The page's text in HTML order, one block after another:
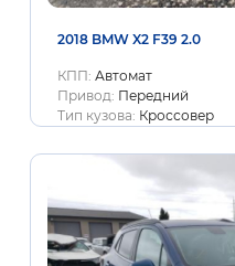
2018 BMW X2 F39 2.0
КПП: Автомат
Привод: Передний
Тип кузова: Кроссовер